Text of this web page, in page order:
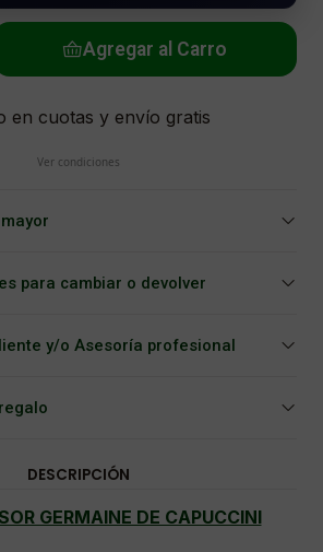
Agregar al Carro
Ver condiciones
para cambiar o devolver
y/o Asesoría profesional
DESCRIPCIÓN
GERMAINE DE CAPUCCINI